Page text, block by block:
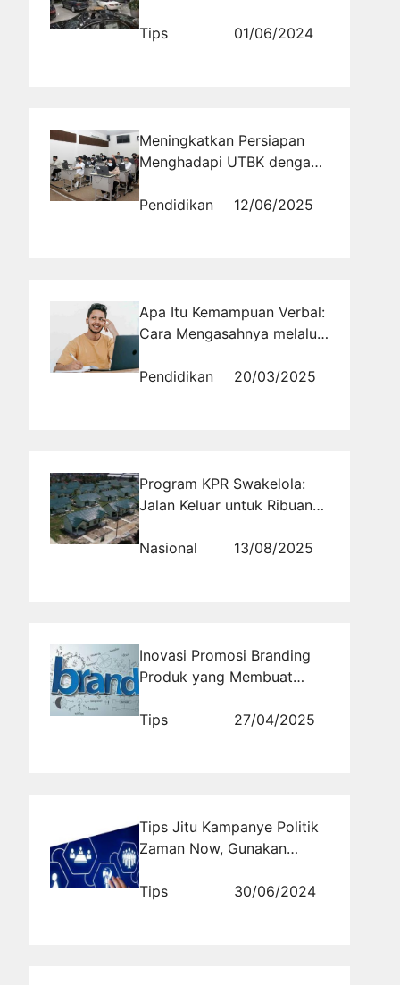
Mobil di Sosial Media
Tips 01/06/2024
Meningkatkan Persiapan
Menghadapi UTBK dengan
Pendidikan
12/06/2025
Apa Itu Kemampuan Verbal:
Cara Mengasahnya melalui
Pendidikan
20/03/2025
Program KPR Swakelola:
Jalan Keluar untuk Ribuan
Nasional
13/08/2025
Inovasi Promosi Branding
Produk yang Membuat
Tips
27/04/2025
Tips Jitu Kampanye Politik
Zaman Now, Gunakan
Tips
30/06/2024